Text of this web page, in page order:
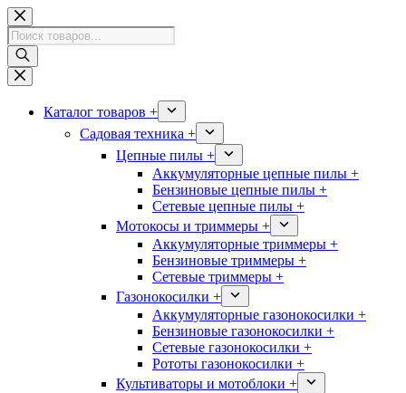
Перейти
к
сути
Поиск
товаров
Каталог товаров +
Садовая техника +
Цепные пилы +
Аккумуляторные цепные пилы +
Бензиновые цепные пилы +
Сетевые цепные пилы +
Мотокосы и триммеры +
Аккумуляторные триммеры +
Бензиновые триммеры +
Сетевые триммеры +
Газонокосилки +
Аккумуляторные газонокосилки +
Бензиновые газонокосилки +
Сетевые газонокосилки +
Рототы газонокосилки +
Культиваторы и мотоблоки +